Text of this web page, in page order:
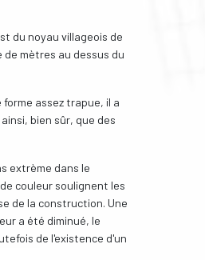
du noyau villageois de
mètres au dessus du
assez trapue, il a
bien sûr, que des
extrème dans le
couleur soulignent les
de la construction. Une
a été diminué, le
de l'existence d'un